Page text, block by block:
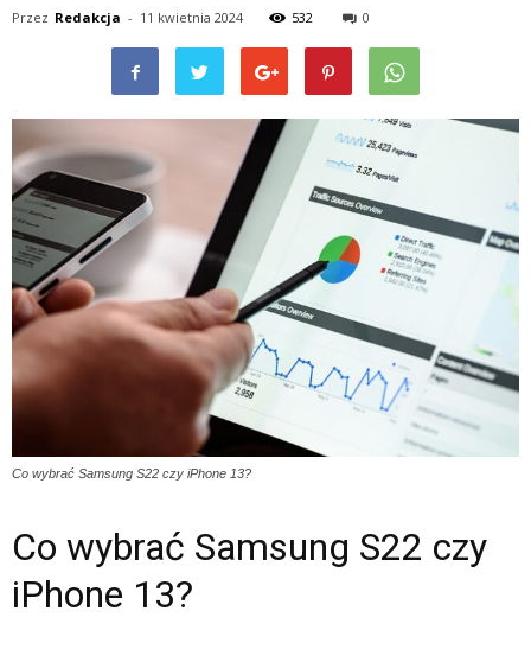
Przez Redakcja - 11 kwietnia 2024 532 0
Co wybrać Samsung S22 czy iPhone 13?
Co wybrać Samsung S22 czy
iPhone 13?